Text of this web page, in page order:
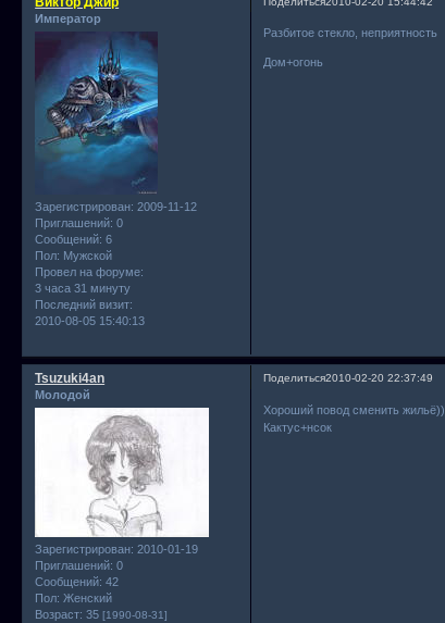
Император
Зарегистрирован: 2009-11-12
Приглашений: 0
Сообщений: 6
Пол: Мужской
Провел на форуме:
3 часа 31 минуту
Последний визит:
2010-08-05 15:40:13
Разбитое стекло, неприятность
Дом+огонь
Поделиться2010-02-20 22:37:49
Tsuzuki4an
Молодой
Зарегистрирован: 2010-01-19
Приглашений: 0
Сообщений: 42
Пол: Женский
Возраст: 35[1990-08-31]
Хороший повод сменить жильё))
Кактус+нсок